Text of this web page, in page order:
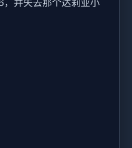
，并失去那个达莉亚小